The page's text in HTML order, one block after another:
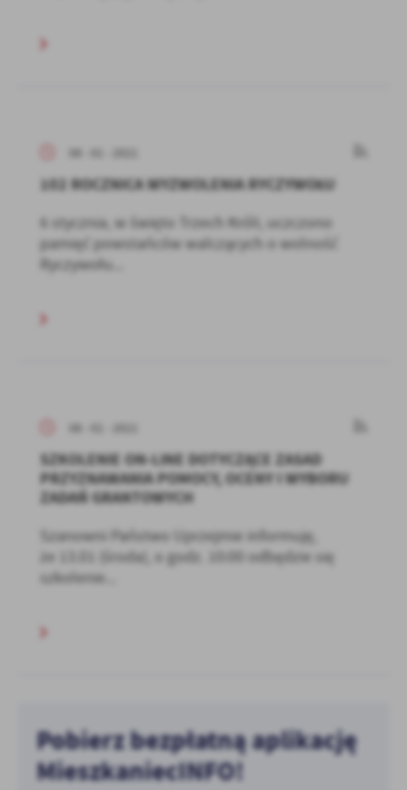
08 - 01 - 2021
102 ROCZNICA WYZWOLENIA RYCZYWOŁU
6 stycznia, w święto Trzech Króli, uczczono
pamięć powstańców walczących o wolność
Ryczywołu...
08 - 01 - 2021
SZKOLENIE ON-LINE DOTYCZĄCE ZASAD
PRZYZNAWANIA POMOCY, OCENY I WYBORU
ZADAŃ GRANTOWYCH
Szanowni Państwo Uprzejmie informuję,
że 13.01 (środa), o godz. 10:00 odbędzie się
szkolenie...
Pobierz bezpłatną aplikację
MieszkaniecINFO!